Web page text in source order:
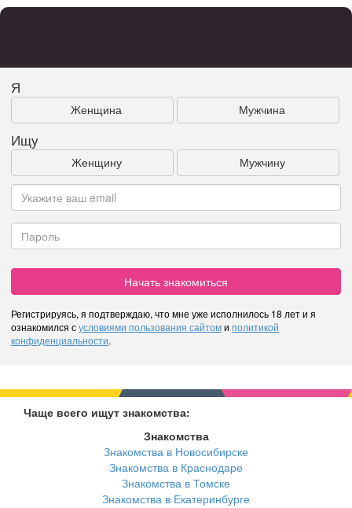
Я
Женщина Мужчина
Ищу
Женщину Мужчину
Начать знакомиться
Регистрируясь, я подтверждаю, что мне уже исполнилось 18 лет и я
ознакомился сусловиями пользования сайтоми политикой
конфиденциальности.
Чаще всего ищут знакомства:
Знакомства
Знакомства в Новосибирске
Знакомства в Краснодаре
Знакомства в Томске
Знакомства в Екатеринбурге